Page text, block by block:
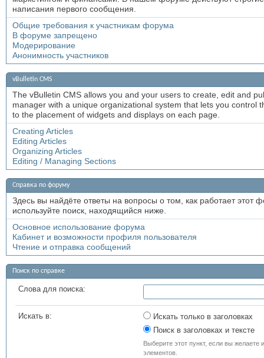
написания первого сообщения.
Общие требования к участникам форума
В форуме запрещено
Модерирование
Анонимность участников
vBulletin CMS
The vBulletin CMS allows you and your users to create, edit and
manager with a unique organizational system that lets you
to the placement of widgets and displays on each page.
Creating Articles
Editing Articles
Organizing Articles
Editing / Managing Sections
Справка по форуму
Здесь вы найдёте ответы на вопросы о том, как работает
используйте поиск, находящийся ниже.
Основное использование форума
Кабинет и возможности профиля пользователя
Чтение и отправка сообщений
Поиск по справке
Слова для поиска:
Искать в:
Искать только в заголовках
Поиск в заголовках и тексте
Выберите этот пункт, если вы желаете
элементов.